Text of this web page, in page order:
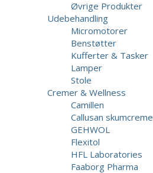
Øvrige Produkter
Udebehandling
Micromotorer
Benstøtter
Kufferter & Tasker
Lamper
Stole
Cremer & Wellness
Camillen
Callusan skumcreme
GEHWOL
Flexitol
HFL Laboratories
Faaborg Pharma